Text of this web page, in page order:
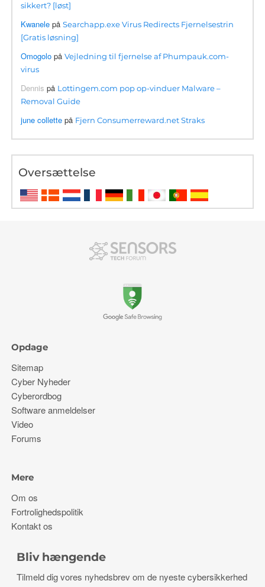
sikkert? [løst]
Kwanele påSearchapp.exe Virus Redirects Fjernelsestrin
[Gratis løsning]
Omogolo påVejledning til fjernelse af Phumpauk.com-
virus
Dennis på Lottingem.com pop op-vinduer Malware –
Removal Guide
june collette på Fjern Consumerreward.net Straks
Oversættelse
Opdage
Sitemap
Cyber ​​Nyheder
Cyberordbog
Software anmeldelser
Video
Forums
Mere
Om os
Fortrolighedspolitik
Kontakt os
Bliv hængende
Tilmeld dig vores nyhedsbrev om de nyeste cybersikkerhed